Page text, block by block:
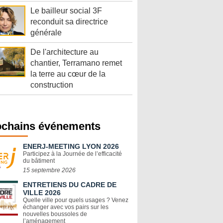
Le bailleur social 3F
reconduit sa directrice
générale
De l'architecture au
chantier, Terramano remet
la terre au cœur de la
construction
événements
ENERJ-MEETING LYON 2026
Participez à la Journée de l’efficacité
du bâtiment
15 septembre 2026
ENTRETIENS DU CADRE DE
VILLE 2026
Quelle ville pour quels usages ? Venez
échanger avec vos pairs sur les
nouvelles boussoles de
l’aménagement